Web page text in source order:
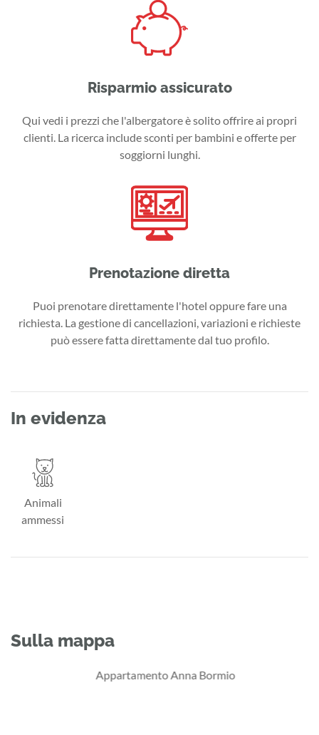
Risparmio assicurato
Qui vedi i prezzi che l'albergatore è solito offrire ai propri
clienti. La ricerca include sconti per bambini e offerte per
soggiorni lunghi.
Prenotazione diretta
Puoi prenotare direttamente l'hotel oppure fare una
richiesta. La gestione di cancellazioni, variazioni e richieste
può essere fatta direttamente dal tuo profilo.
In evidenza
Animali
ammessi
Sulla mappa